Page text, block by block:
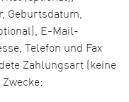
Geburtsdatum,
E-Mail-
Telefon und Fax
Zahlungsart (keine